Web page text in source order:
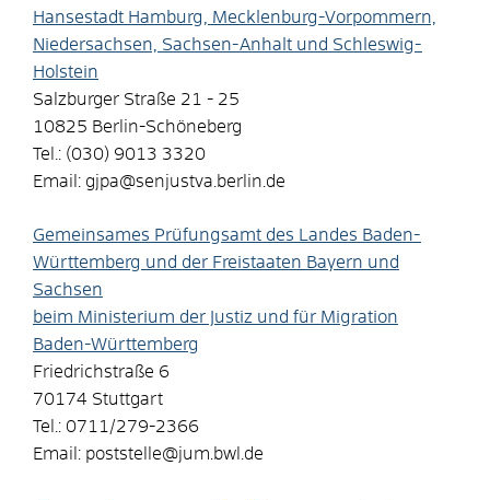
Hansestadt Hamburg, Mecklenburg-Vorpommern,
Niedersachsen, Sachsen-Anhalt und Schleswig-
Holstein
Salzburger Straße 21 - 25
10825 Berlin-Schöneberg
Tel.: (030) 9013 3320
Email: gjpa@senjustva.berlin.de
Gemeinsames Prüfungsamt des Landes Baden-
Württemberg und der Freistaaten Bayern und
Sachsen
beim Ministerium der Justiz und für Migration
Baden-Württemberg
Friedrichstraße 6
70174 Stuttgart
Tel.: 0711/279-2366
Email: poststelle@jum.bwl.de